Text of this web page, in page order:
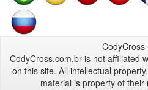
CodyCross
CodyCross.com.br is not affiliated
on this site. All intellectual
material is property of